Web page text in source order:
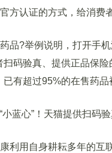
方认证的方式，给消费
?举例说明，打开手机
码验真、提供正品保险
有超过95%的在售药品
用自身耕耘多年的互